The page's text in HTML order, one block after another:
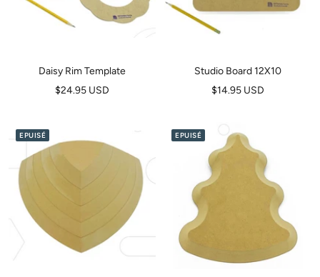
Daisy Rim Template
Prix
$24.95 USD
Studio Board 12X10
Prix
$14.95 USD
EPUISÉ EPUISÉ